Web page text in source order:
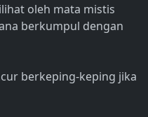
oleh mata mistis
berkumpul dengan
berkeping-keping jika